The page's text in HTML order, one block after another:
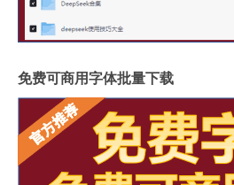
免费可商用字体批量下载